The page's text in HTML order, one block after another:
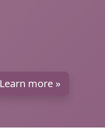
Learn more »